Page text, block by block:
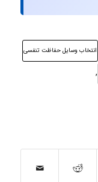
انتخاب وسایل حفاظت تنفسی
,